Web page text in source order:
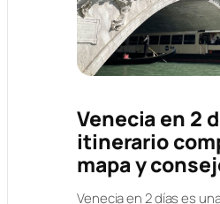
Venecia en 2
itinerario
mapa y
Venecia en 2 días es